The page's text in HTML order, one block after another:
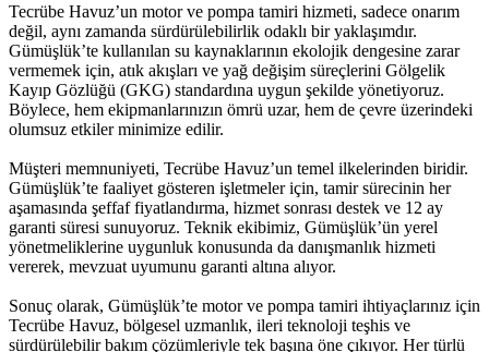
Tecrübe Havuz’un motor ve pompa tamiri hizmeti, sadece onarım
değil, aynı zamanda sürdürülebilirlik odaklı bir yaklaşımdır.
Gümüşlük’te kullanılan su kaynaklarının ekolojik dengesine zarar
vermemek için, atık akışları ve yağ değişim süreçlerini Gölgelik
Kayıp Gözlüğü (GKG) standardına uygun şekilde yönetiyoruz.
Böylece, hem ekipmanlarınızın ömrü uzar, hem de çevre üzerindeki
olumsuz etkiler minimize edilir.
Müşteri memnuniyeti, Tecrübe Havuz’un temel ilkelerinden biridir.
Gümüşlük’te faaliyet gösteren işletmeler için, tamir sürecinin her
aşamasında şeffaf fiyatlandırma, hizmet sonrası destek ve 12 ay
garanti süresi sunuyoruz. Teknik ekibimiz, Gümüşlük’ün yerel
yönetmeliklerine uygunluk konusunda da danışmanlık hizmeti
vererek, mevzuat uyumunu garanti altına alıyor.
Sonuç olarak, Gümüşlük’te motor ve pompa tamiri ihtiyaçlarınız için
Tecrübe Havuz, bölgesel uzmanlık, ileri teknoloji teşhis ve
sürdürülebilir bakım çözümleriyle tek başına öne çıkıyor. Her türlü